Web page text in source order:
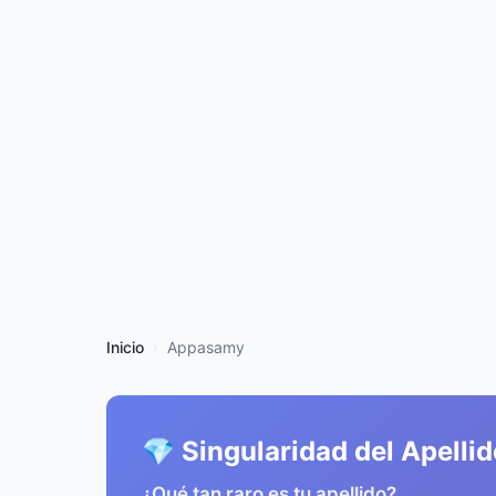
Inicio Appasamy
💎 Singularidad del